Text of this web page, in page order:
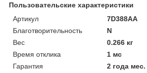
Пользовательские характеристики
Артикул
7D388AA
Благотворительность
N
Вес
0.266 кг
Время отклика
1 мс
Гарантия
2 года мес.